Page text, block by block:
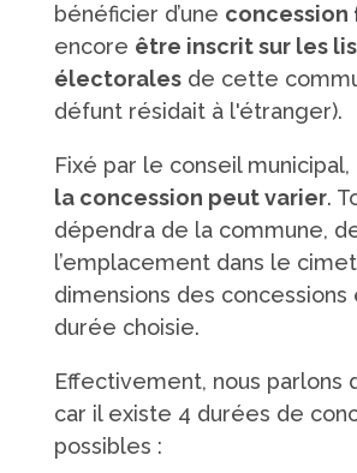
bénéficier d’une concession
encore être inscrit sur les
électoralesde cette
défunt résidait à l'étranger).
Fixé par le conseil municipal,
la concession peut varier.
dépendra de la commune,
l’emplacement dans le
dimensions des concessions
durée choisie.
Effectivement, nous parlons
car il existe 4 durées de
possibles :